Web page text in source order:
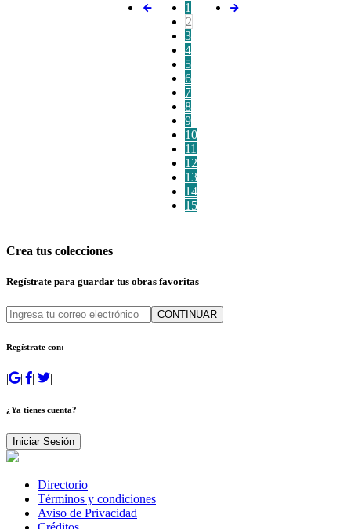
1
2
3
4
5
6
7
8
9
10
11
12
13
14
15
Crea tus colecciones
Regístrate para guardar tus obras favoritas
CONTINUAR
Regístrate con:
| | | |
¿Ya tienes cuenta?
Iniciar Sesión
Directorio
Términos y condiciones
Aviso de Privacidad